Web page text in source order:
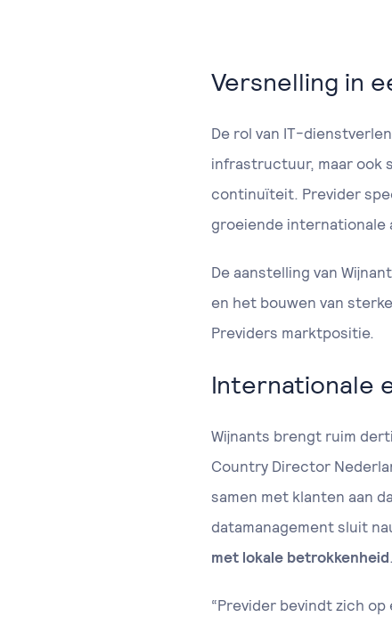
Versnelling in
De rol van IT-
infrastructuur, maar ook
continuïteit. Previder
groeiende internationale
De aanstelling van
en het bouwen van
Previders marktpositie.
Internationale
Wijnants brengt ruim
Country Director
samen met klanten aan
datamanagement sluit
met lokale betrokkenheid.
“Previder bevindt zich